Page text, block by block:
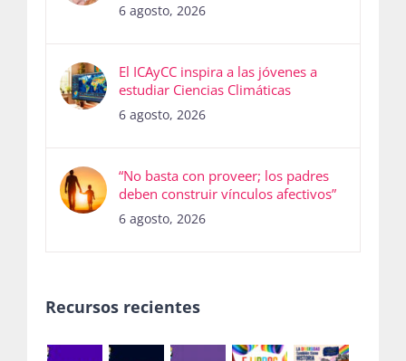
6 agosto, 2026
El ICAyCC inspira a las jóvenes a
estudiar Ciencias Climáticas
6 agosto, 2026
“No basta con proveer; los padres
deben construir vínculos afectivos”
6 agosto, 2026
Recursos recientes